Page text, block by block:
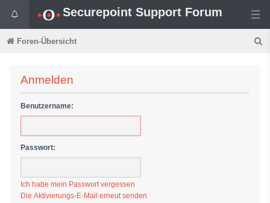
Securepoint Support Forum
Foren-Übersicht
Anmelden
Benutzername:
Passwort:
Ich habe mein Passwort vergessen
Die Aktivierungs-E-Mail erneut senden